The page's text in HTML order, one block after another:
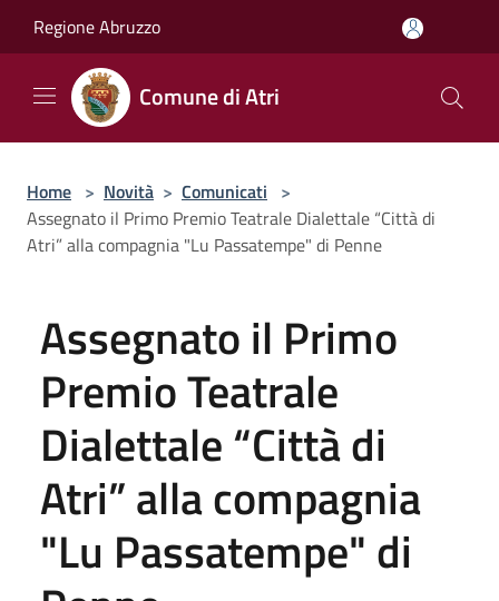
Regione Abruzzo
Comune di Atri
Home > Novità > Comunicati >
Assegnato il Primo Premio Teatrale Dialettale “Città di
Atri” alla compagnia "Lu Passatempe" di Penne
Assegnato il Primo
Premio Teatrale
Dialettale “Città di
Atri” alla compagnia
"Lu Passatempe" di